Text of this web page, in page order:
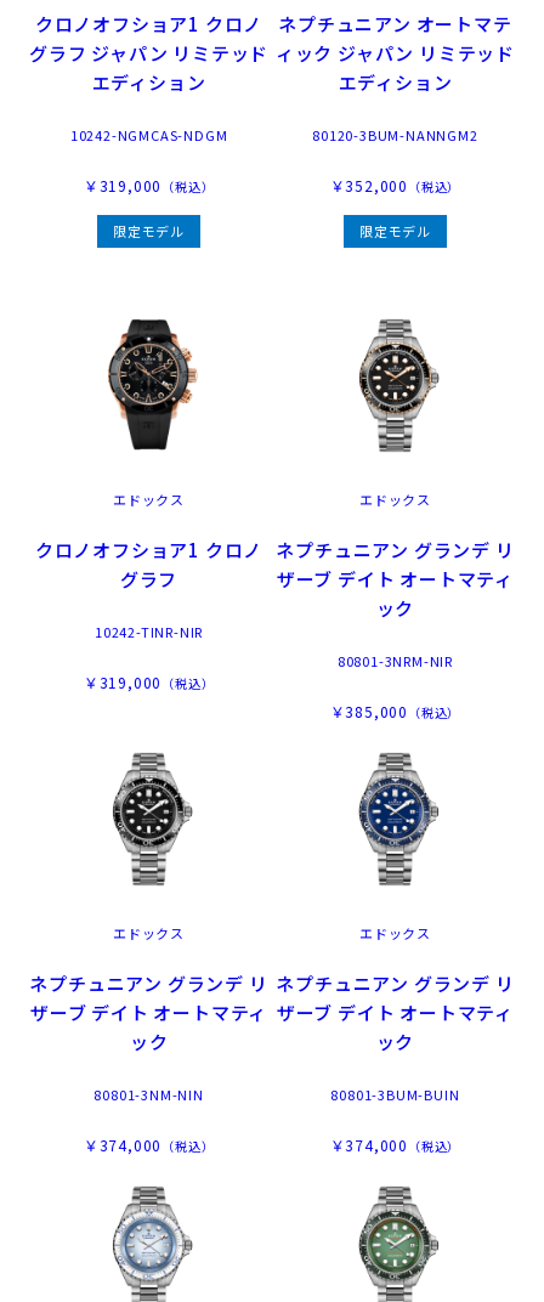
クロノオフショア1 クロノ
グラフ ジャパン リミテッド
エディション
10242-NGMCAS-NDGM
￥319,000 （税込）
限定モデル
ネプチュニアン オートマテ
ィック ジャパン リミテッド
エディション
80120-3BUM-NANNGM2
￥352,000 （税込）
限定モデル
エドックス
クロノオフショア1 クロノ
グラフ
10242-TINR-NIR
￥319,000 （税込）
エドックス
ネプチュニアン グランデ リ
ザーブ デイト オートマティ
ック
80801-3NRM-NIR
￥385,000 （税込）
エドックス
ネプチュニアン グランデ リ
ザーブ デイト オートマティ
ック
80801-3NM-NIN
￥374,000 （税込）
エドックス
ネプチュニアン グランデ リ
ザーブ デイト オートマティ
ック
80801-3BUM-BUIN
￥374,000 （税込）